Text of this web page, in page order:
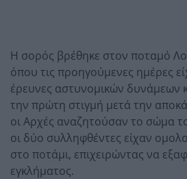
Η σορός βρέθηκε στον ποταμό
όπου τις προηγούμενες ημέρες
έρευνες αστυνομικών δυνάμεων
την πρώτη στιγμή μετά την
οι Αρχές αναζητούσαν το σώμα
οι δύο συλληφθέντες είχαν
στο ποτάμι, επιχειρώντας να
εγκλήματος.